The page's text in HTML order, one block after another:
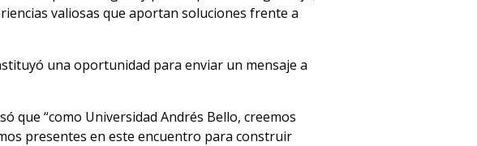
valiosas que aportan soluciones frente a
una oportunidad para enviar un mensaje a
que “como Universidad Andrés Bello, creemos
presentes en este encuentro para construir